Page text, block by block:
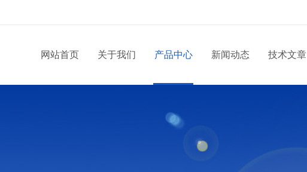
网站首页 关于我们 产品中心 新闻动态 技术文章